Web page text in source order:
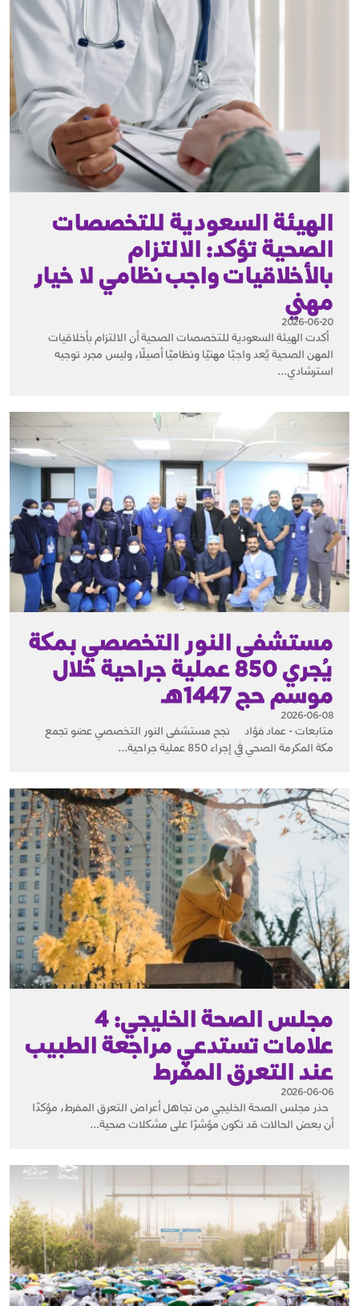
الهيئة السعودية للتخصصات
الصحية تؤكد: الالتزام
بالأخلاقيات واجب نظامي لا خيار
مهني
2026-06-20
أكدت الهيئة السعودية للتخصصات الصحية أن الالتزام بأخلاقيات
المهن الصحية يُعد واجبًا مهنيًا ونظاميًا أصيلًا، وليس مجرد توجيه
استرشادي...
مستشفى النور التخصصي بمكة
يُجري 850 عملية جراحية خلال
موسم حج 1447هـ
2026-06-08
متابعات - عماد فؤاد نجح مستشفى النور التخصصي عضو تجمع
مكة المكرمة الصحي في إجراء 850 عملية جراحية...
مجلس الصحة الخليجي: 4
علامات تستدعي مراجعة الطبيب
عند التعرق المفرط
2026-06-06
حذر مجلس الصحة الخليجي من تجاهل أعراض التعرق المفرط، مؤكدًا
أن بعض الحالات قد تكون مؤشرًا على مشكلات صحية...